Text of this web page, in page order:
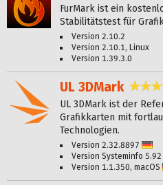
FurMark ist ein
Stabilitätstest für
Version 2.10.2
Version 2.10.1, Linux
Version 1.39.3.0
UL 3DMark
UL 3DMark ist der
Grafikkarten mit
Technologien.
Version 2.32.8897
Version Systeminfo 5.92
Version 1.1.350, macOS